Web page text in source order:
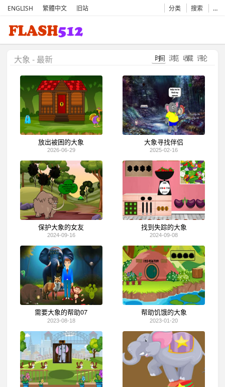
ENGLISH 繁體中文 旧站 分类 搜索 …
时间 浏览 收藏 评论
大象 - 最新
放出被困的大象
2026-06-29
大象寻找伴侣
2025-02-16
保护大象的女友
2024-09-16
找到失踪的大象
2024-09-08
需要大象的帮助07
2023-08-18
帮助饥饿的大象
2023-01-20